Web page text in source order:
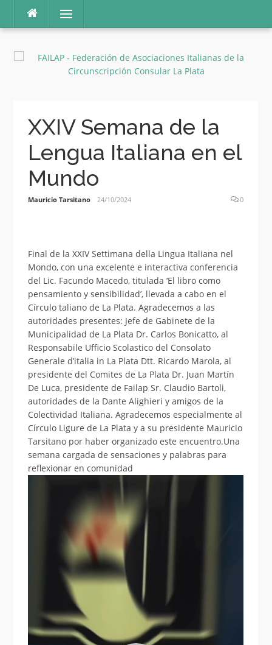
contenido
Menú
XXIV Semana de la
Lengua Italiana en el
Mundo
Mauricio Tarsitano 24/10/2024 0
Final de la XXIV Settimana della Lingua Italiana nel
Mondo, con una excelente e interactiva conferencia
del Lic. Facundo Macedo, titulada ‘El libro como
pensamiento y sensibilidad’, llevada a cabo en el
Círculo taliano de La Plata. Agradecemos a las
autoridades presentes: Jefe de Gabinete de la
Municipalidad de La Plata Dr. Carlos Bonicatto, al
Responsabile Ufficio Scolastico del Consolato
Generale d’italia in La Plata Dtt. Ricardo Marola, al
presidente del Comites de La Plata Dr. Juan Martín
De Luca, presidente de Failap Sr. Claudio Bartoli,
autoridades de la Dante Alighieri y amigos de la
Colectividad Italiana. Agradecemos especialmente al
Círculo Ligure de La Plata y a su presidente Mauricio
Tarsitano por haber organizado este encuentro.Una
semana cargada de sensaciones y palabras para
reflexionar en comunidad